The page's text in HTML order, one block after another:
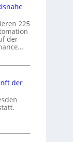
225
der
der